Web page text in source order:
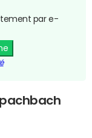
par e-